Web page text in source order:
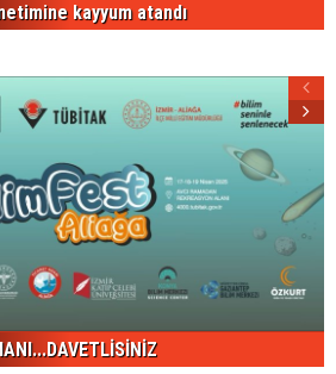
kayyum atandı